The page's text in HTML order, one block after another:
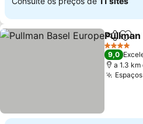
Partilhar
4 Estrelas
9,0
a 1.3